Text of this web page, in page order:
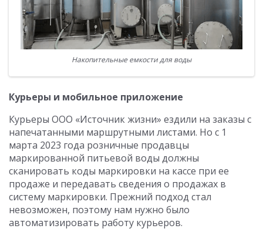
Накопительные емкости для воды
Курьеры и мобильное приложение
Курьеры ООО «Источник жизни» ездили на заказы с
напечатанными маршрутными листами. Но с 1
марта 2023 года розничные продавцы
маркированной питьевой воды должны
сканировать коды маркировки на кассе при ее
продаже и передавать сведения о продажах в
систему маркировки. Прежний подход стал
невозможен, поэтому нам нужно было
автоматизировать работу курьеров.